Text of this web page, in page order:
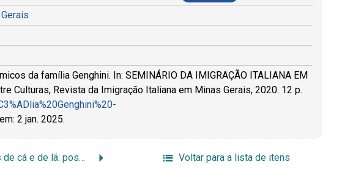
da família Genghini. In: SEMINÁRIO DA IMIGRAÇÃO ITALIANA EM
Culturas, Revista da Imigração Italiana em Minas Gerais, 2020. 12 p.
2 jan. 2025.
Histórias de cá e de lá: possíveis relações entre os causos do sul de Minas Gerais e a literatura oral italiana Voltar para a lista de itens